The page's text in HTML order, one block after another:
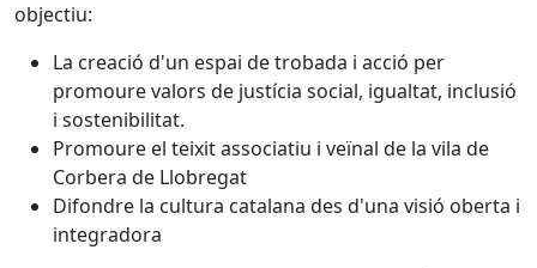
objectiu:
La creació d'un espai de trobada i acció per
promoure valors de justícia social, igualtat, inclusió
i sostenibilitat.
Promoure el teixit associatiu i veïnal de la vila de
Corbera de Llobregat
Difondre la cultura catalana des d'una visió oberta i
integradora